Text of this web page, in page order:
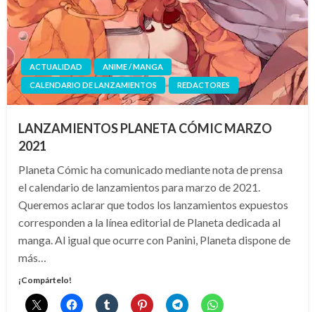
ACTUALIDAD
ANIME / MANGA
CALENDARIO DE LANZAMIENTOS
REDACTORES
LANZAMIENTOS PLANETA CÓMIC MARZO
2021
Planeta Cómic ha comunicado mediante nota de prensa
el calendario de lanzamientos para marzo de 2021.
Queremos aclarar que todos los lanzamientos expuestos
corresponden a la línea editorial de Planeta dedicada al
manga. Al igual que ocurre con Panini, Planeta dispone de
más…
¡Compártelo!